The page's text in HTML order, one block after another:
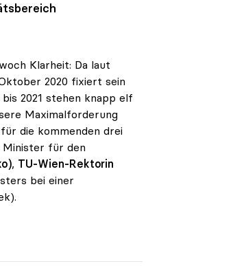
Klarheit: Da laut
2020 fixiert sein
2021 stehen knapp elf
Maximalforderung
die kommenden drei
Minister für den
, TU-Wien-Rektorin
bei einer